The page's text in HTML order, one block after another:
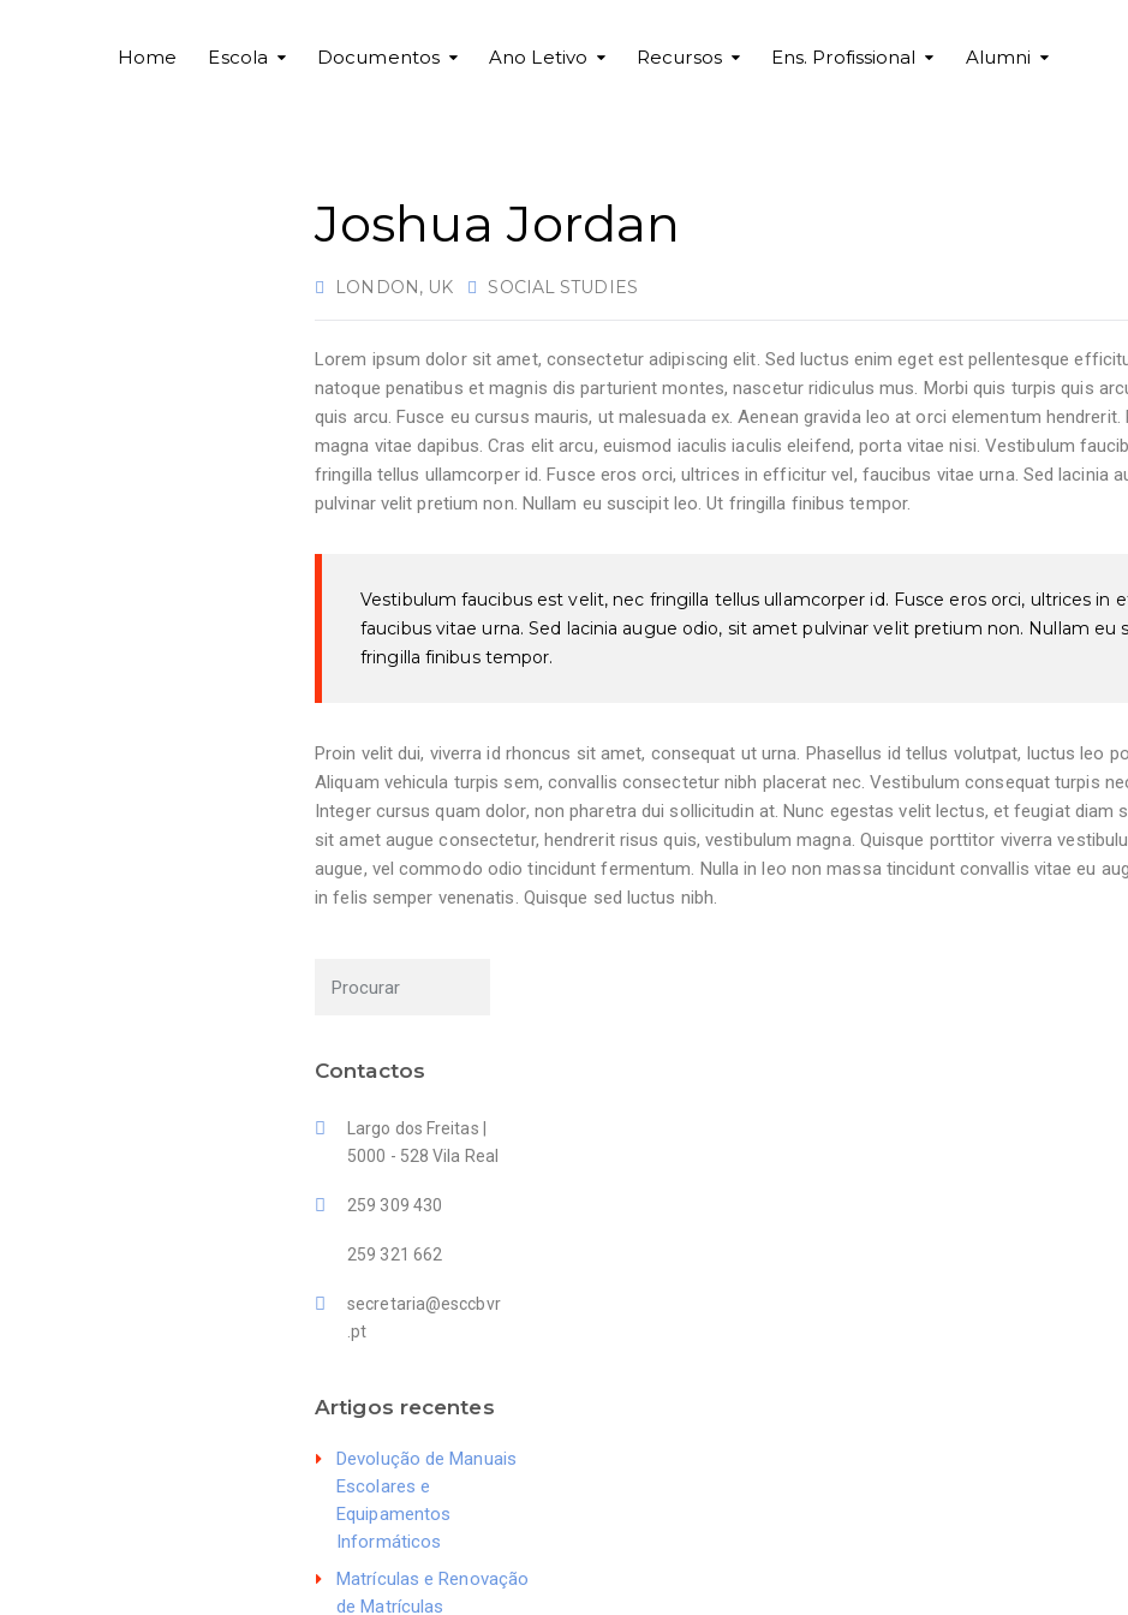
Home Escola Documentos Ano Letivo Recursos Ens. Profissional Alumni
Joshua Jordan
LONDON, UK SOCIAL STUDIES
Lorem ipsum dolor sit amet, consectetur adipiscing elit. Sed luctus enim eget est pellentesque
natoque penatibus et magnis dis parturient montes, nascetur ridiculus mus. Morbi quis turpis quis
quis arcu. Fusce eu cursus mauris, ut malesuada ex. Aenean gravida leo at orci elementum hendrerit.
magna vitae dapibus. Cras elit arcu, euismod iaculis iaculis eleifend, porta vitae nisi. Vestibulum
fringilla tellus ullamcorper id. Fusce eros orci, ultrices in efficitur vel, faucibus vitae urna. Sed lacinia
pulvinar velit pretium non. Nullam eu suscipit leo. Ut fringilla finibus tempor.
Vestibulum faucibus est velit, nec fringilla tellus ullamcorper id. Fusce eros orci, ultrices in
faucibus vitae urna. Sed lacinia augue odio, sit amet pulvinar velit pretium non. Nullam eu
fringilla finibus tempor.
Proin velit dui, viverra id rhoncus sit amet, consequat ut urna. Phasellus id tellus volutpat, luctus leo
Aliquam vehicula turpis sem, convallis consectetur nibh placerat nec. Vestibulum consequat turpis
Integer cursus quam dolor, non pharetra dui sollicitudin at. Nunc egestas velit lectus, et feugiat diam
sit amet augue consectetur, hendrerit risus quis, vestibulum magna. Quisque porttitor viverra
augue, vel commodo odio tincidunt fermentum. Nulla in leo non massa tincidunt convallis vitae eu
in felis semper venenatis. Quisque sed luctus nibh.
Contactos
Largo dos Freitas |
5000 - 528 Vila Real
259 309 430
259 321 662
secretaria@esccbvr
.pt
Artigos recentes
Devolução de Manuais
Escolares e
Equipamentos
Informáticos
Matrículas e Renovação
de Matrículas